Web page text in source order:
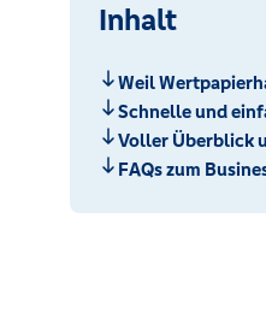
Inhalt
Weil
Schnelle und
Voller Überblick
FAQs zum